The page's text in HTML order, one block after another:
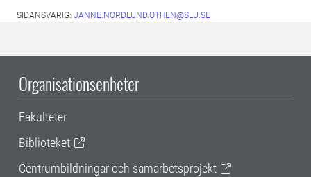
SIDANSVARIG: JANNE.NORDLUND.OTHEN@SLU.SE
Organisationsenheter
Fakulteter
Biblioteket
Centrumbildningar och samarbetsprojekt